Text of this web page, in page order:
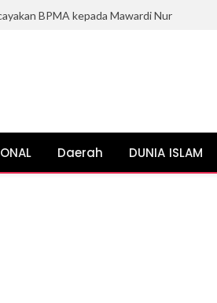
BPMA kepada Mawardi Nur
Daerah DUNIA ISLAM